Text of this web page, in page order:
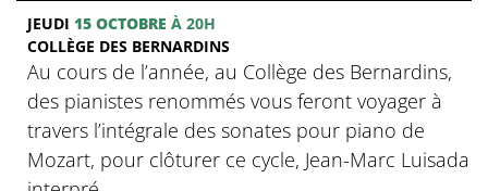
JEUDI 15 OCTOBRE À 20H
COLLÈGE DES BERNARDINS
Au cours de l’année, au Collège des Bernardins,
des pianistes renommés vous feront voyager à
travers l’intégrale des sonates pour piano de
Mozart, pour clôturer ce cycle, Jean-Marc Luisada